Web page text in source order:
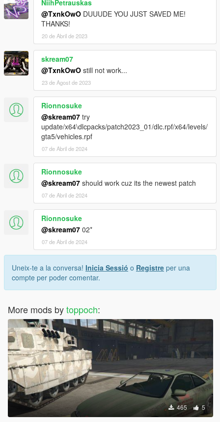
NiihPetrauskas
@TxnkOwO DUUUDE YOU JUST SAVED ME!
THANKS!
20 de Abril de 2023
skream07
@TxnkOwO still not work...
23 de Agost de 2023
Rionnosuke
@skream07 try
update/x64\dlcpacks/patch2023_01/dlc.rpf/x64/levels/
gta5/vehicles.rpf
07 de Abril de 2024
Rionnosuke
@skream07 should work cuz its the newest patch
07 de Abril de 2024
Rionnosuke
@skream07 02*
07 de Abril de 2024
Uneix-te a la conversa! Inicia Sessió o Registre per una
compte per poder comentar.
More mods bytoppoch:
465 5